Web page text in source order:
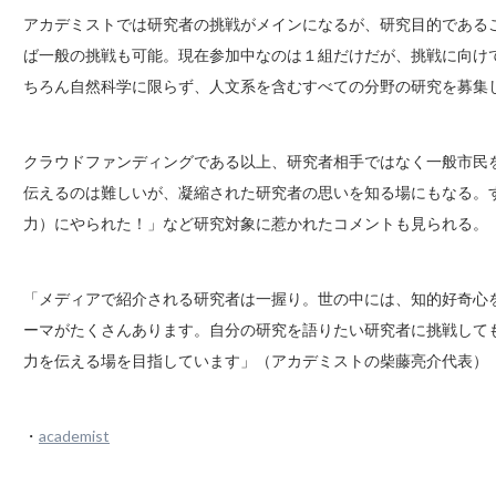
アカデミストでは研究者の挑戦がメインになるが、研究目的であ
ば一般の挑戦も可能。現在参加中なのは１組だけだが、挑戦に向
ちろん自然科学に限らず、人文系を含むすべての分野の研究を募集
クラウドファンディングである以上、研究者相手ではなく一般市
伝えるのは難しいが、凝縮された研究者の思いを知る場にもなる
力）にやられた！」など研究対象に惹かれたコメントも見られる。
「メディアで紹介される研究者は一握り。世の中には、知的好奇
ーマがたくさんあります。自分の研究を語りたい研究者に挑戦し
力を伝える場を目指しています」（アカデミストの柴藤亮介代表）
・ academist